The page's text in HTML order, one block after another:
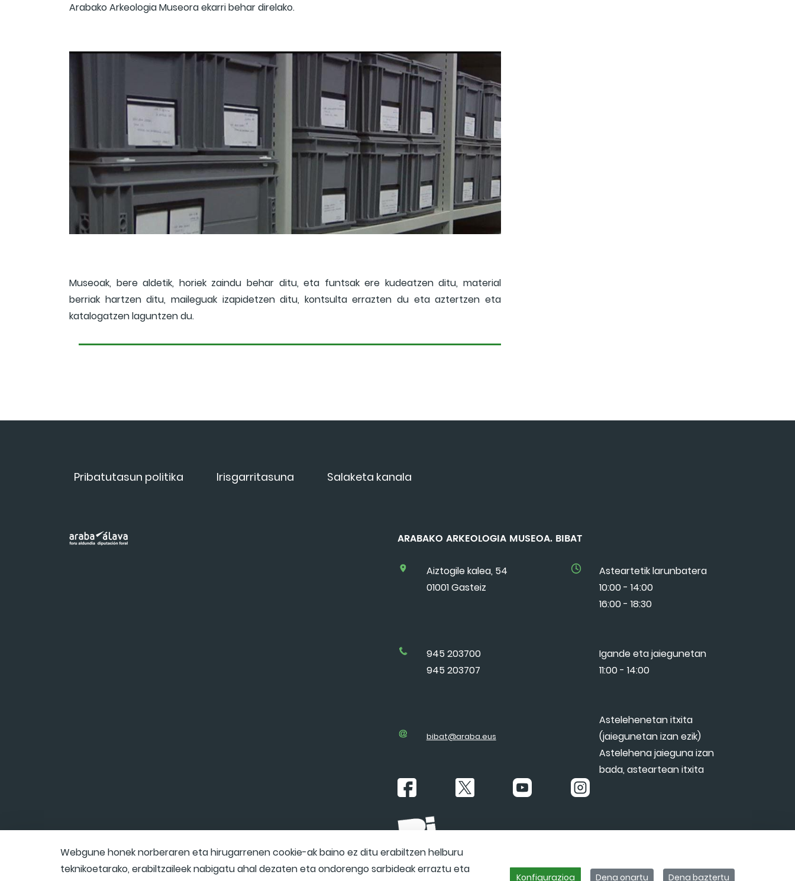
Arabako Arkeologia Museora ekarri behar direlako.
Museoak, bere aldetik, horiek zaindu behar ditu, eta funtsak ere kudeatzen ditu, material
berriak hartzen ditu, maileguak izapidetzen ditu, kontsulta errazten du eta aztertzen eta
katalogatzen laguntzen du.
Pribatutasun politika Irisgarritasuna Salaketa kanala
ARABAKO ARKEOLOGIA MUSEOA. BIBAT
Aiztogile kalea, 54
01001 Gasteiz
Asteartetik larunbatera
10:00 - 14:00
16:00 - 18:30
945 203700
945 203707
Igande eta jaiegunetan
11:00 - 14:00
bibat@araba.eus
Astelehenetan itxita
(jaiegunetan izan ezik)
Astelehena jaieguna izan
bada, asteartean itxita
Webgune honek norberaren eta hirugarrenen cookie-ak baino ez ditu erabiltzen helburu
teknikoetarako, erabiltzaileek nabigatu ahal dezaten eta ondorengo sarbideak erraztu eta
Konfigurazioa Dena onartu Dena baztertu